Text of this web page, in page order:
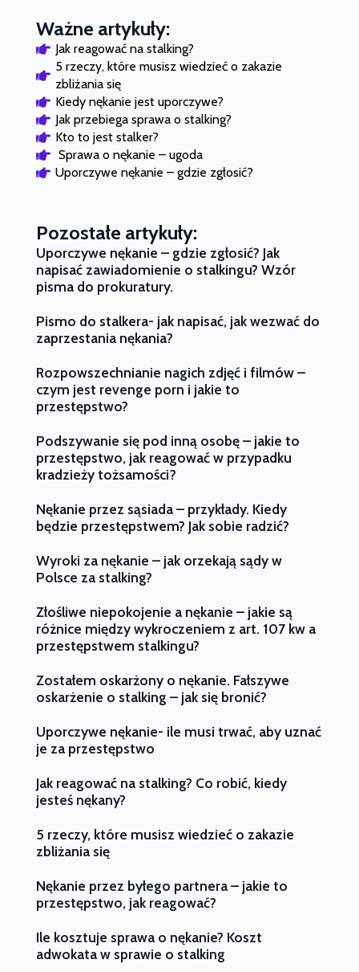
Ważne artykuły:
Jak reagować na stalking?
5 rzeczy, które musisz wiedzieć o zakazie
zbliżania się
Kiedy nękanie jest uporczywe?
Jak przebiega sprawa o stalking?
Kto to jest stalker?
Sprawa o nękanie – ugoda
Uporczywe nękanie – gdzie zgłosić?
Pozostałe artykuły:
Uporczywe nękanie – gdzie zgłosić? Jak
napisać zawiadomienie o stalkingu? Wzór
pisma do prokuratury.
Pismo do stalkera- jak napisać, jak wezwać do
zaprzestania nękania?
Rozpowszechnianie nagich zdjęć i filmów –
czym jest revenge porn i jakie to
przestępstwo?
Podszywanie się pod inną osobę – jakie to
przestępstwo, jak reagować w przypadku
kradzieży tożsamości?
Nękanie przez sąsiada – przykłady. Kiedy
będzie przestępstwem? Jak sobie radzić?
Wyroki za nękanie – jak orzekają sądy w
Polsce za stalking?
Złośliwe niepokojenie a nękanie – jakie są
różnice między wykroczeniem z art. 107 kw a
przestępstwem stalkingu?
Zostałem oskarżony o nękanie. Fałszywe
oskarżenie o stalking – jak się bronić?
Uporczywe nękanie- ile musi trwać, aby uznać
je za przestępstwo
Jak reagować na stalking? Co robić, kiedy
jesteś nękany?
5 rzeczy, które musisz wiedzieć o zakazie
zbliżania się
Nękanie przez byłego partnera – jakie to
przestępstwo, jak reagować?
Ile kosztuje sprawa o nękanie? Koszt
adwokata w sprawie o stalking